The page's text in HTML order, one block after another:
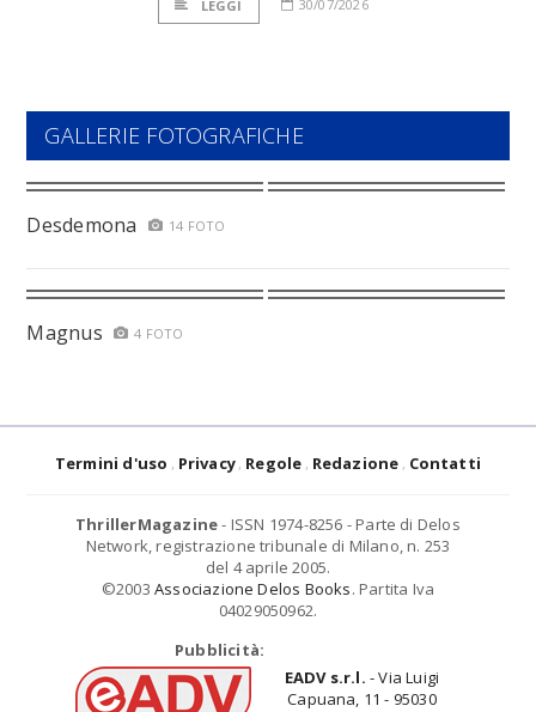
LEGGI 30/07/2026
GALLERIE FOTOGRAFICHE
Desdemona 14 FOTO
Magnus 4 FOTO
Termini d'uso Privacy Regole Redazione Contatti
ThrillerMagazine- ISSN 1974-8256 - Parte di Delos
Network, registrazione tribunale di Milano, n. 253
del 4 aprile 2005.
©2003 Associazione Delos Books. Partita Iva
04029050962.
Pubblicità:
EADV s.r.l. - Via Luigi
Capuana, 11 - 95030